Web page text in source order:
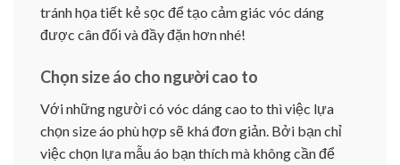
tránh họa tiết kẻ sọc để tạo cảm giác vóc dáng
được cân đối và đầy đặn hơn nhé!
Chọn size áo cho người cao to
Với những người có vóc dáng cao to thì việc lựa
chọn size áo phù hợp sẽ khá đơn giản. Bởi bạn chỉ
việc chọn lựa mẫu áo bạn thích mà không cần để